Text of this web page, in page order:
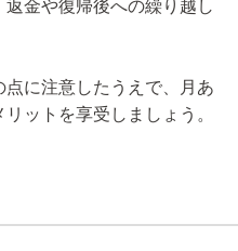
金や復帰後への繰り越し
に注意したうえで、月あ
ットを享受しましょう。